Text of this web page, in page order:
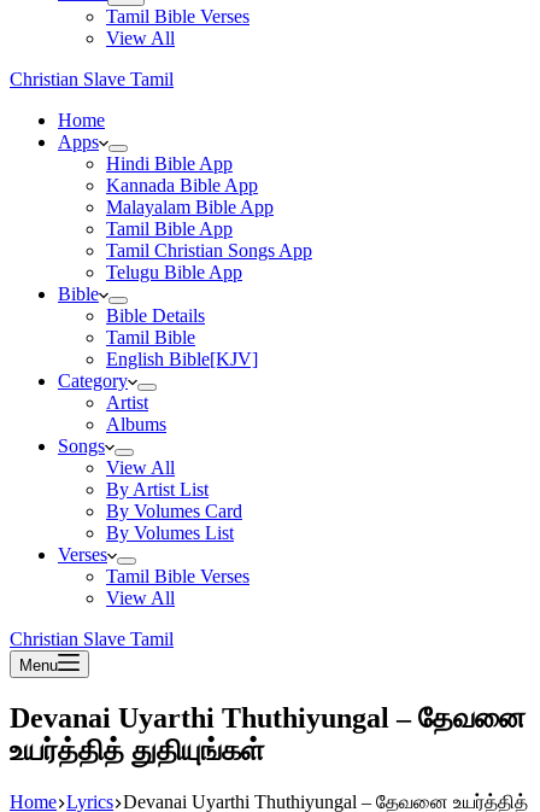
Tamil Bible Verses
View All
Christian Slave Tamil
Home
Apps
Hindi Bible App
Kannada Bible App
Malayalam Bible App
Tamil Bible App
Tamil Christian Songs App
Telugu Bible App
Bible
Bible Details
Tamil Bible
English Bible[KJV]
Category
Artist
Albums
Songs
View All
By Artist List
By Volumes Card
By Volumes List
Verses
Tamil Bible Verses
View All
Christian Slave Tamil
Menu
Devanai Uyarthi Thuthiyungal – தேவனை
உயர்த்தித் துதியுங்கள்
Home Lyrics Devanai Uyarthi Thuthiyungal – தேவனை உயர்த்தித்